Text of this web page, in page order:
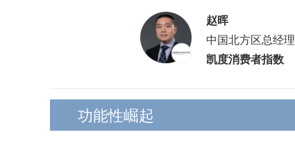
赵晖
中国北方区总经理
凯度消费者指数
功能性崛起